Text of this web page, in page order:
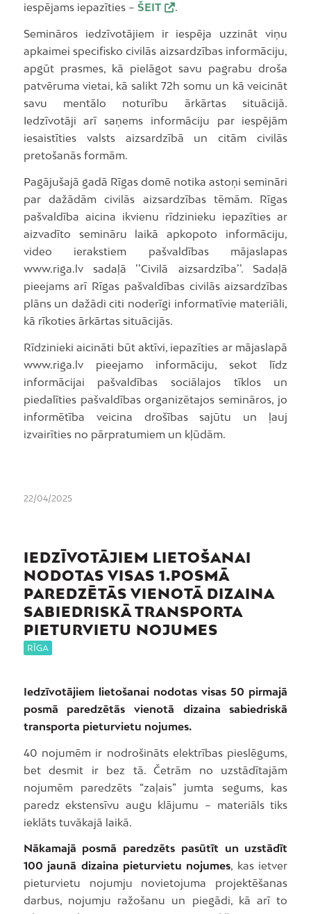
iespējams iepazīties – ŠEIT .
Semināros iedzīvotājiem ir iespēja uzzināt viņu
apkaimei specifisko civilās aizsardzības informāciju,
apgūt prasmes, kā pielāgot savu pagrabu droša
patvēruma vietai, kā salikt 72h somu un kā veicināt
savu mentālo noturību ārkārtas situācijā.
Iedzīvotāji arī saņems informāciju par iespējām
iesaistīties valsts aizsardzībā un citām civilās
pretošanās formām.
Pagājušajā gadā Rīgas domē notika astoņi semināri
par dažādām civilās aizsardzības tēmām. Rīgas
pašvaldība aicina ikvienu rīdzinieku iepazīties ar
aizvadīto semināru laikā apkopoto informāciju,
video ierakstiem pašvaldības mājaslapas
www.riga.lv sadaļā ’’Civilā aizsardzība’’. Sadaļā
pieejams arī Rīgas pašvaldības civilās aizsardzības
plāns un dažādi citi noderīgi informatīvie materiāli,
kā rīkoties ārkārtas situācijās.
Rīdzinieki aicināti būt aktīvi, iepazīties ar mājaslapā
www.riga.lv pieejamo informāciju, sekot līdz
informācijai pašvaldības sociālajos tīklos un
piedalīties pašvaldības organizētajos semināros, jo
informētība veicina drošības sajūtu un ļauj
izvairīties no pārpratumiem un kļūdām.
22/04/2025
IEDZĪVOTĀJIEM LIETOŠANAI
NODOTAS VISAS 1.POSMĀ
PAREDZĒTĀS VIENOTĀ DIZAINA
SABIEDRISKĀ TRANSPORTA
PIETURVIETU NOJUMES
RĪGA
Iedzīvotājiem lietošanai nodotas visas 50 pirmajā
posmā paredzētās vienotā dizaina sabiedriskā
transporta pieturvietu nojumes.
40 nojumēm ir nodrošināts elektrības pieslēgums,
bet desmit ir bez tā. Četrām no uzstādītajām
nojumēm paredzēts “zaļais” jumta segums, kas
paredz ekstensīvu augu klājumu – materiāls tiks
ieklāts tuvākajā laikā.
Nākamajā posmā paredzēts pasūtīt un uzstādīt
100 jaunā dizaina pieturvietu nojumes, kas ietver
pieturvietu nojumju novietojuma projektēšanas
darbus, nojumju ražošanu un piegādi, kā arī to